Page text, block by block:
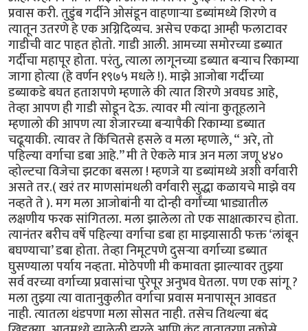
प्रवास करी. तुडुंब गर्दीने ओसंडून वाहणाऱ्या डब्यांमध्ये शिरणे व
त्यातून उतरणे हे एक अग्निदिव्यच. असेच एकदा आम्ही फलाटावर
गाडीची वाट पाहत होतो. गाडी आली. आमच्या समोरच्या डब्यात
गर्दीचा महापूर होता. परंतु, त्याला लागूनच्या डब्यात बऱ्याच रिकाम्या
जागा होत्या (हे वर्णन १९७५ मधले !). माझे आजोबा गर्दीच्या
डब्याकडे बघत हताशपणे म्हणाले की त्यात शिरणे अवघड आहे,
तेव्हा आपण ही गाडी सोडून देऊ. त्यावर मी त्यांना कुतूहलाने
म्हणालो की आपण त्या शेजारच्या बऱ्यापैकी रिकाम्या डब्यात
चढूयाकी. त्यावर ते किंचितसे हसले व मला म्हणाले, “ अरे, तो
पहिल्या वर्गाचा डबा आहे.’’ मी ते ऐकले मात्र अन मला जणू ४४०
व्होल्टचा विजेचा झटका बसला ! म्हणजे या डब्यांमध्ये अशी वर्गवारी
असते तर.( खरं तर माणसांमधली वर्गवारी सुद्धा कळायचे माझे वय
नव्हते ते ). मग मला आजोबांनी या दोन्ही वर्गांच्या भाड्यातील
लक्षणीय फरक सांगितला. मला झालेला तो एक साक्षात्कारच होता.
त्यानंतर बरीच वर्षे पहिल्या वर्गाचा डबा हा माझ्यासाठी फक्त ‘लांबून
बघण्याचा’ डबा होता. तेव्हा निमूटपणे दुसऱ्या वर्गाच्या डब्यात
घुसण्याला पर्याय नव्हता. मोठेपणी मी कमावता झाल्यावर तुझ्या
सर्व वरच्या वर्गाच्या प्रवासांचा पुरेपूर अनुभव घेतला. पण एक सांगू ?
मला तुझ्या त्या वातानुकुलीत वर्गाचा प्रवास मनापासून आवडत
नाही. त्यातला थंडपणा मला सोसत नाही. तसेच तिथल्या बंद